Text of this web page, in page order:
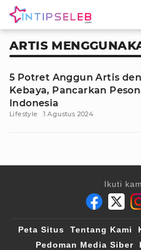
ARTIS
5 Potret Anggun Artis
Kebaya, Pancarkan
Indonesia
Lifestyle 1 Agustus 2024
Ikuti
Peta Situs Tentang Kami
Pedoman Media Siber